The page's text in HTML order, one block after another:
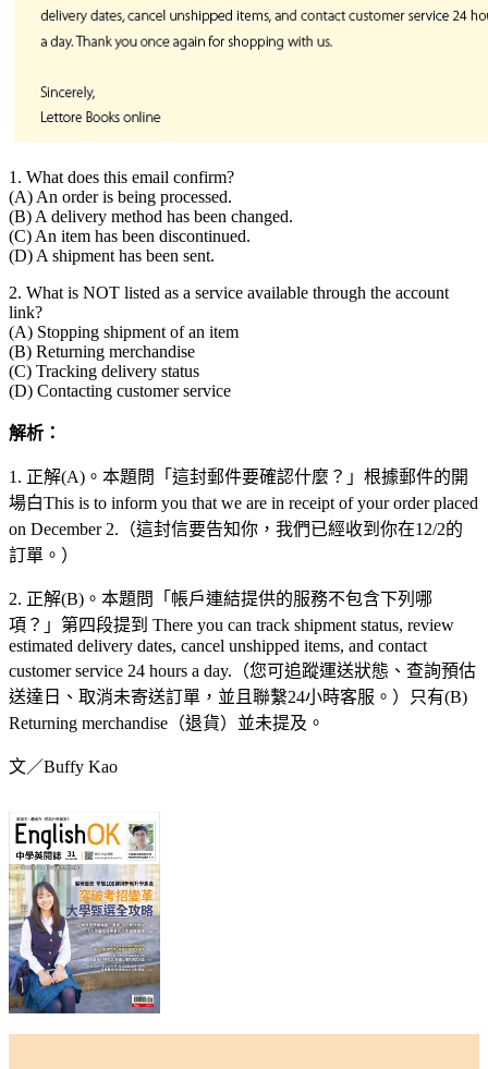
1. What does this email confirm?
(A) An order is being processed.
(B) A delivery method has been changed.
(C) An item has been discontinued.
(D) A shipment has been sent.
2. What is NOT listed as a service available through the account
link?
(A) Stopping shipment of an item
(B) Returning merchandise
(C) Tracking delivery status
(D) Contacting customer service
解析：
1. 正解(A)。本題問「這封郵件要確認什麼？」根據郵件的開
場白This is to inform you that we are in receipt of your order placed
on December 2.（這封信要告知你，我們已經收到你在12/2的
訂單。）
2. 正解(B)。本題問「帳戶連結提供的服務不包含下列哪
項？」第四段提到 There you can track shipment status, review
estimated delivery dates, cancel unshipped items, and contact
customer service 24 hours a day.（您可追蹤運送狀態、查詢預估
送達日、取消未寄送訂單，並且聯繫24小時客服。）只有(B)
Returning merchandise（退貨）並未提及。
文／Buffy Kao